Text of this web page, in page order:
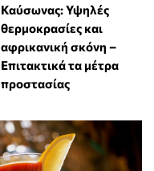
Καύσωνας: Υψηλές
θερμοκρασίες και
αφρικανική σκόνη –
Επιτακτικά τα μέτρα
προστασίας